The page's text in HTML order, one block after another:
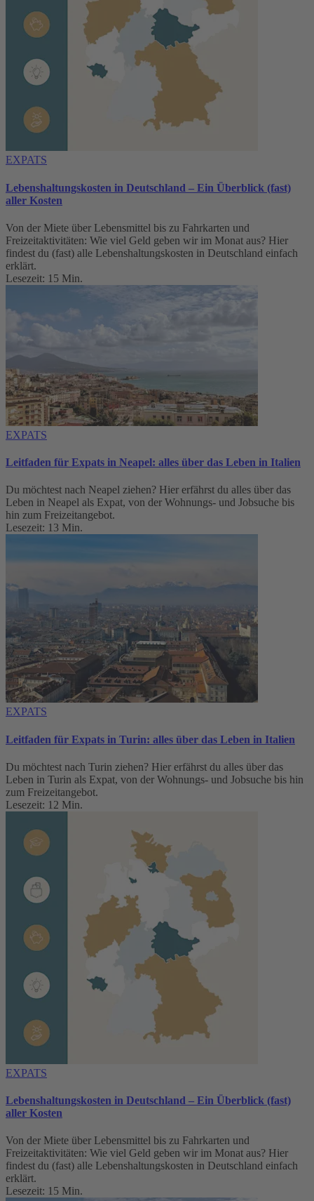
EXPATS
Lebenshaltungskosten in Deutschland – Ein Überblick (fast)
aller Kosten
Von der Miete über Lebensmittel bis zu Fahrkarten und
Freizeitaktivitäten: Wie viel Geld geben wir im Monat aus? Hier
findest du (fast) alle Lebenshaltungskosten in Deutschland einfach
erklärt.
Lesezeit: 15 Min.
EXPATS
Leitfaden für Expats in Neapel: alles über das Leben in Italien
Du möchtest nach Neapel ziehen? Hier erfährst du alles über das
Leben in Neapel als Expat, von der Wohnungs- und Jobsuche bis
hin zum Freizeitangebot.
Lesezeit: 13 Min.
EXPATS
Leitfaden für Expats in Turin: alles über das Leben in Italien
Du möchtest nach Turin ziehen? Hier erfährst du alles über das
Leben in Turin als Expat, von der Wohnungs- und Jobsuche bis hin
zum Freizeitangebot.
Lesezeit: 12 Min.
EXPATS
Lebenshaltungskosten in Deutschland – Ein Überblick (fast)
aller Kosten
Von der Miete über Lebensmittel bis zu Fahrkarten und
Freizeitaktivitäten: Wie viel Geld geben wir im Monat aus? Hier
findest du (fast) alle Lebenshaltungskosten in Deutschland einfach
erklärt.
Lesezeit: 15 Min.